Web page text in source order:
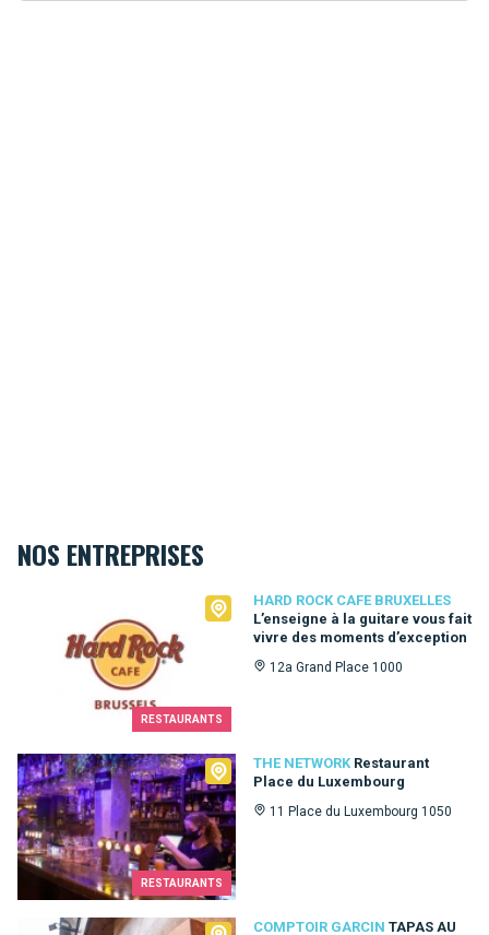
NOS ENTREPRISES
RESTAURANTS
HARD ROCK CAFE BRUXELLES
L’enseigne à la guitare vous fait
vivre des moments d’exception
12a Grand Place 1000
Hard Rock Cafe Bruxelles
RESTAURANTS
THE NETWORK Restaurant
Place du Luxembourg
11 Place du Luxembourg 1050
The Network
COMPTOIR GARCIN TAPAS AU
Comptoir Garcin